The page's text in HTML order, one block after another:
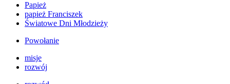
Papież
papież Franciszek
Światowe Dni Młodzieży
Powołanie
misje
rozwój